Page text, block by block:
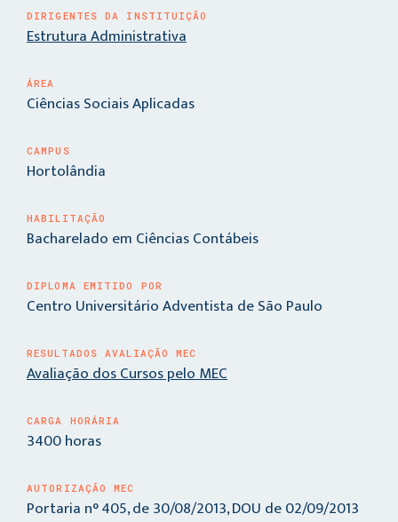
DIRIGENTES DA INSTITUIÇÃO
Estrutura Administrativa
ÁREA
Ciências Sociais Aplicadas
CAMPUS
Hortolândia
HABILITAÇÃO
Bacharelado em Ciências Contábeis
DIPLOMA EMITIDO POR
Centro Universitário Adventista de São Paulo
RESULTADOS AVALIAÇÃO MEC
Avaliação dos Cursos pelo MEC
CARGA HORÁRIA
3400 horas
AUTORIZAÇÃO MEC
Portaria n° 405, de 30/08/2013, DOU de 02/09/2013